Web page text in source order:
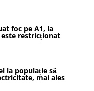
foc pe A1, la
restricționat
la populație să
mai ales